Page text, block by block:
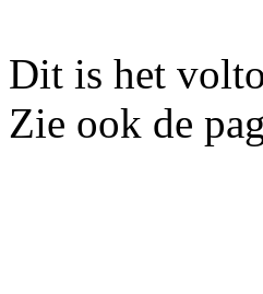
Dit is het
Zie ook de